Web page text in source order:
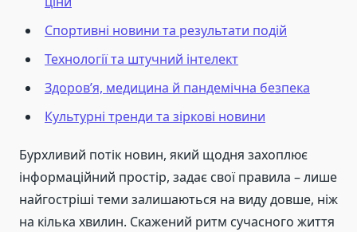
Спортивні новини та результати подій
Технології та штучний інтелект
Здоров’я, медицина й пандемічна безпека
Культурні тренди та зіркові новини
Бурхливий потік новин, який щодня захоплює
інформаційний простір, задає свої правила – лише
найгостріші теми залишаються на виду довше, ніж
на кілька хвилин. Скажений ритм сучасного життя